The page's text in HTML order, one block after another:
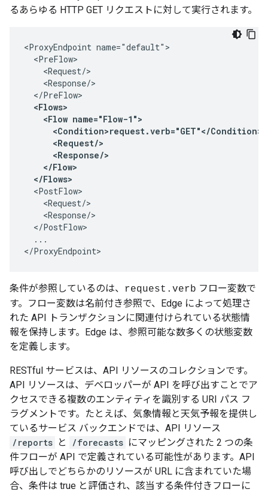
るあらゆる HTTP GET リクエストに対して実行されます。
<ProxyEndpoint name="default">
  <PreFlow>
    <Request/>
    <Response/>
  <Flows>
    <Flow name="Flow-1">
      <Condition>request.verb="GET"</Condition>
      <Request/>
      <Response/>
    </Flow>
  </Flows>
  <PostFlow>
    <Request/>
    <Response/>
  </PostFlow>
  ...
</ProxyEndpoint>
条件が参照しているのは、 request.verb フロー変数で
す。フロー変数は名前付き参照で、Edge によって処理さ
れた API トランザクションに関連付けられている状態情
報を保持します。Edge は、参照可能な数多くの状態変数
を定義します。
RESTful サービスは、API リソースのコレクションです。
API リソースは、デベロッパーが API を呼び出すことでア
クセスできる複数のエンティティを識別する URI パス フ
ラグメントです。たとえば、気象情報と天気予報を提供し
ているサービス バックエンドでは、API リソース
/reports と /forecasts にマッピングされた 2 つの条
件フローが API で定義されている可能性があります。API
呼び出しでどちらかのリソースが URL に含まれていた場
合、条件は true と評価され、該当する条件付きフローに